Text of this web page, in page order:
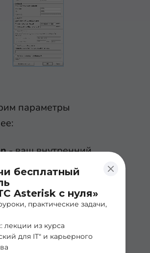
бесплатный
Asterisk с нуля»
практические задачи,
лекции из курса
для IT" и карьерного
параметры
- ваш внутренний
нашем случае это 7772
укажите внутренний
из поляsecret